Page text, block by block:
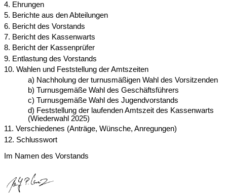
4. Ehrungen
5. Berichte aus den Abteilungen
6. Bericht des Vorstands
7. Bericht des Kassenwarts
8. Bericht der Kassenprüfer
9. Entlastung des Vorstands
10. Wahlen und Feststellung der Amtszeiten
a) Nachholung der turnusmäßigen Wahl des Vorsitzenden
b) Turnusgemäße Wahl des Geschäftsführers
c) Turnusgemäße Wahl des Jugendvorstands
d) Feststellung der laufenden Amtszeit des Kassenwarts
(Wiederwahl 2025)
11. Verschiedenes (Anträge, Wünsche, Anregungen)
12. Schlusswort
Im Namen des Vorstands